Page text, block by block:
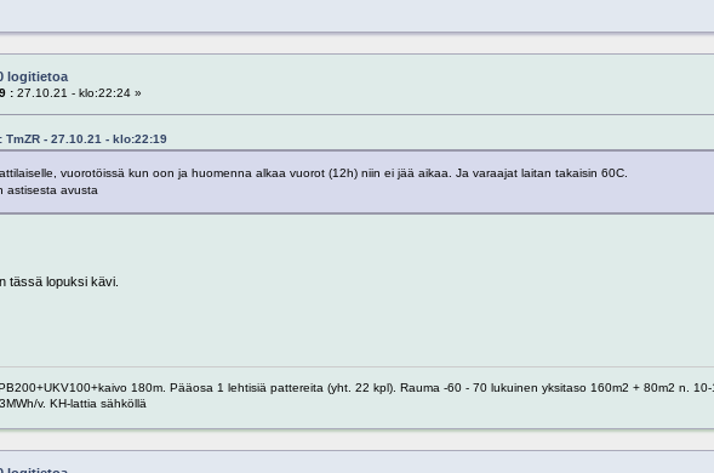
logitietoa
:27.10.21 - klo:22:24 »
- 27.10.21 - klo:22:19
vuorotöissä kun oon ja huomenna alkaa vuorot (12h) niin ei jää aikaa. Ja varaajat laitan takaisin 60C.
astisesta avusta
tässä lopuksi kävi.
180m. Pääosa 1 lehtisiä pattereita (yht. 22 kpl). Rauma -60 - 70 lukuinen yksitaso 160m2 + 80m2 n. 10-
v. KH-lattia sähköllä